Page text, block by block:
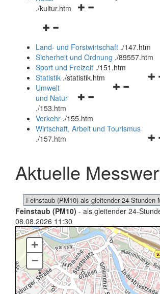
Navigationsmenü
./kultur.htm
Navigationsmenü
und
schließen
Land- und Forstwirtschaft ./147.htm
Sicherheit und Ordnung ./89557.htm
Sport und Freizeit ./151.htm
Statistik ./statistik.htm
Navigationsmenü
und
schließen
Umwelt
und Natur
./153.htm
Verkehr ./155.htm
Wirtschaft, Arbeit und Tourismus
./157.htm
Aktuelle
Feinstaub (PM10) - als gleitender 24-
08.08.2026 11:30
+
–